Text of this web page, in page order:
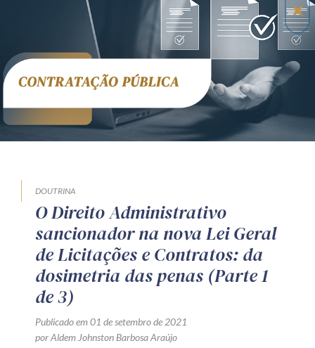
DOUTRINA
O Direito Administrativo
sancionador na nova Lei Geral
de Licitações e Contratos: da
dosimetria das penas (Parte 1
de 3)
Publicado em 01 de setembro de 2021
por Aldem Johnston Barbosa Araújo